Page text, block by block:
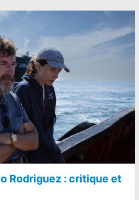
Rodriguez : critique et